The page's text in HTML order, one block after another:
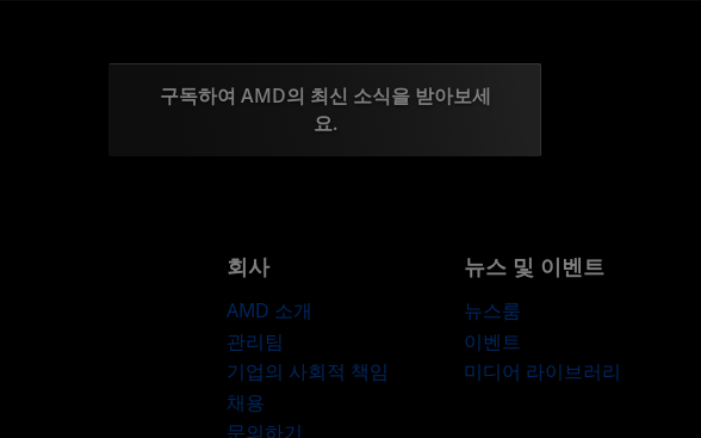
구독하여 AMD의 최신 소식을 받아보세
요.
회사
AMD 소개
관리팀
기업의 사회적 책임
채용
문의하기
뉴스 및 이벤트
뉴스룸
이벤트
미디어 라이브러리